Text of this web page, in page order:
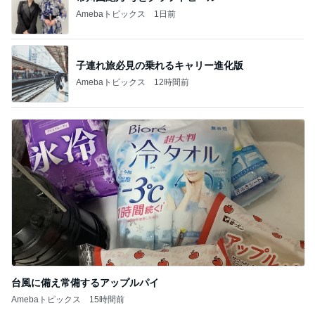
Amebaトピックス 1日前
子連れ旅必見の乗れるキャリー進化版
Amebaトピックス 12時間前
台風に備え常備するアップルパイ
Amebaトピックス 15時間前